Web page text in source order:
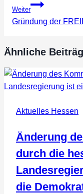
Weiter
Gründung der
Ähnliche
Aktuelles Hessen
Änderung
durch die
die